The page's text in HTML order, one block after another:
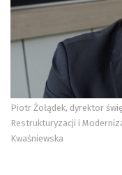
Piotr Żołądek, dyrektor
Restrukturyzacji i
Kwaśniewska